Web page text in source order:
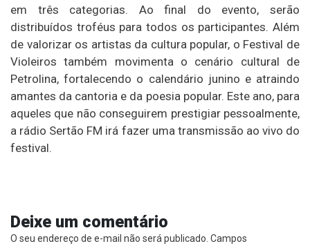
em três categorias. Ao final do evento, serão
distribuídos troféus para todos os participantes. Além
de valorizar os artistas da cultura popular, o Festival de
Violeiros também movimenta o cenário cultural de
Petrolina, fortalecendo o calendário junino e atraindo
amantes da cantoria e da poesia popular. Este ano, para
aqueles que não conseguirem prestigiar pessoalmente,
a rádio Sertão FM irá fazer uma transmissão ao vivo do
festival.
Deixe um comentário
O seu endereço de e-mail não será publicado. Campos